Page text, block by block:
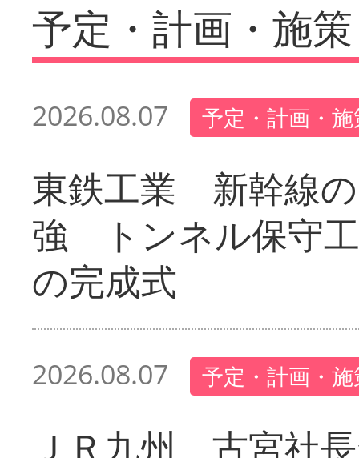
予定・計画・施策
2026.08.07 予定・計画・
東鉄工業 新幹線
強 トンネル保守
の完成式
2026.08.07 予定・計画・
ＪＲ九州 古宮社